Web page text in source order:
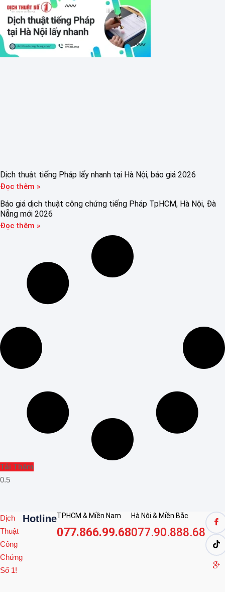
Dịch thuật tiếng Pháp lấy nhanh tại Hà Nội, báo giá 2026
Đọc thêm »
Báo giá dịch thuật công chứng tiếng Pháp TpHCM, Hà Nội, Đà
Nẵng mới 2026
Đọc thêm »
Tải Thêm
Dịch
Thuật
Công
Chứng
Số 1!
HotlineTPHCM & Miền Nam
077.866.99.68
Hà Nội & Miền Bắc
077.90.888.68